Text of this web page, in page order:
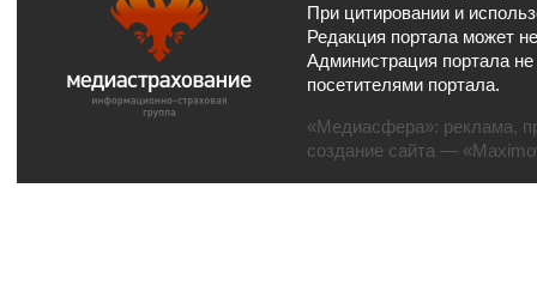
При цитировании и
Редакция портала может
Администрация портала
посетителями портала.
«Медиасфера»: реклама,
создание сайта —